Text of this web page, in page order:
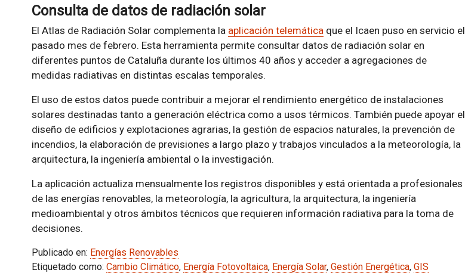
Consulta de datos de radiación solar
El Atlas de Radiación Solar complementa la aplicación telemáticaque el Icaen puso en servicio el
pasado mes de febrero. Esta herramienta permite consultar datos de radiación solar en
diferentes puntos de Cataluña durante los últimos 40 años y acceder a agregaciones de
medidas radiativas en distintas escalas temporales.
El uso de estos datos puede contribuir a mejorar el rendimiento energético de instalaciones
solares destinadas tanto a generación eléctrica como a usos térmicos. También puede apoyar el
diseño de edificios y explotaciones agrarias, la gestión de espacios naturales, la prevención de
incendios, la elaboración de previsiones a largo plazo y trabajos vinculados a la meteorología, la
arquitectura, la ingeniería ambiental o la investigación.
La aplicación actualiza mensualmente los registros disponibles y está orientada a profesionales
de las energías renovables, la meteorología, la agricultura, la arquitectura, la ingeniería
medioambiental y otros ámbitos técnicos que requieren información radiativa para la toma de
decisiones.
Publicado en: Energías Renovables
Etiquetado como: Cambio Climático, Energía Fotovoltaica, Energía Solar, Gestión Energética, GIS